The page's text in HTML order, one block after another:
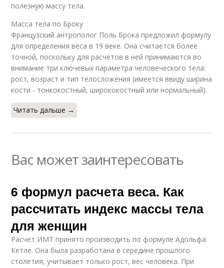
полезную массу тела.
Масса тела по Броку
Французский антрополог Поль Брока предложил формулу
для определения веса в 19 веке. Она считается более
точной, поскольку для расчетов в ней принимаются во
внимание три ключевых параметра человеческого тела:
рост, возраст и тип телосложения (имеется ввиду ширина
кости - тонкокостный, ширококостный или нормальный).
Читать дальше →
Вас может заинтересовать
6 формул расчета веса. Как
рассчитать индекс массы тела
для женщин
Расчет ИМТ принято производить по формуле Адольфа
Кетле. Она была разработана в середине прошлого
столетия, учитывает только рост, вес человека. При